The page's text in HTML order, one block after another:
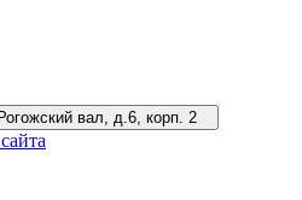
вал, д.6, корп. 2